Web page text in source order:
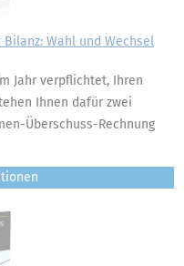
Wahl und Wechsel
Jahr verpflichtet, Ihren
Ihnen dafür zwei
Überschuss-Rechnung